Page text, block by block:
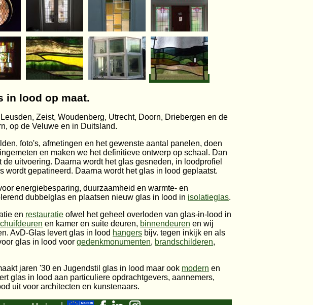
in lood op maat.
Zeist, Woudenberg, Utrecht, Doorn, Driebergen en de
op de Veluwe en in Duitsland.
foto's, afmetingen en het gewenste aantal panelen, doen
en maken we het definitieve ontwerp op schaal. Dan
uitvoering. Daarna wordt het glas gesneden, in loodprofiel
gepatineerd. Daarna wordt het glas in lood geplaatst.
energiebesparing, duurzaamheid en warmte- en
dubbelglas en plaatsen nieuw glas in lood in isolatieglas.
en restauratie ofwel het geheel overloden van glas-in-lood in
en kamer en suite deuren, binnendeuren en wij
AvD-Glas levert glas in lood hangers bijv. tegen inkijk en als
glas in lood voor gedenkmonumenten, brandschilderen,
jaren '30 en Jugendstil glas in lood maar ook modern en
glas in lood aan particuliere opdrachtgevers, aannemers,
uit voor architecten en kunstenaars.